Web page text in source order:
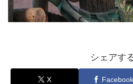
シェアす
X Facebook